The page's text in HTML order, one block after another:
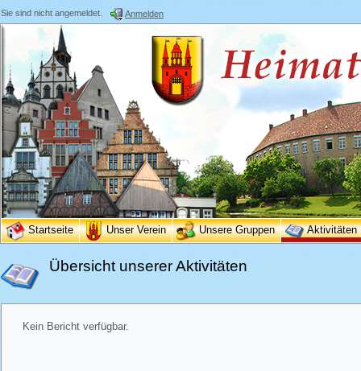
Sie sind nicht angemeldet. Anmelden
Startseite Unser Verein Unsere Gruppen Aktivitäten
Übersicht unserer Aktivitäten
Kein Bericht verfügbar.